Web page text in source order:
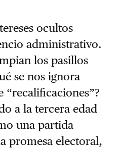
ocultos
administrativo.
los pasillos
se nos ignora
“recalificaciones”?
a la tercera edad
una partida
promesa electoral,